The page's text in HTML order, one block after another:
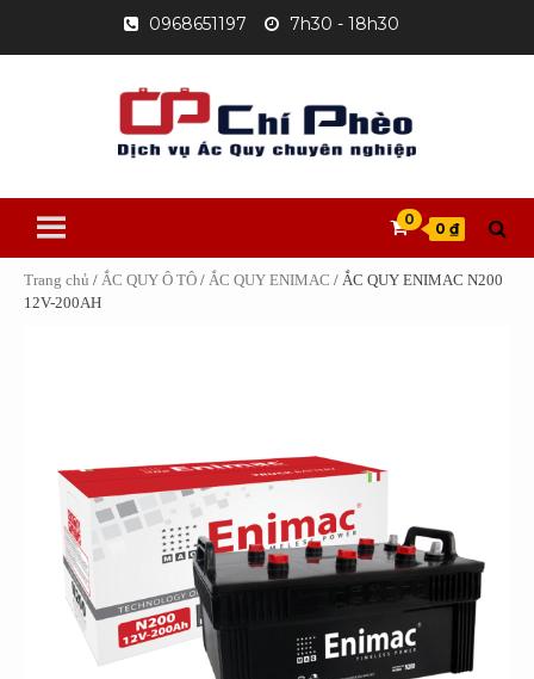
content
0968651197 7h30 - 18h30
0
0 ₫
Trang chủ / ẮC QUY Ô TÔ / ẮC QUY ENIMAC / ẮC QUY ENIMAC N200
12V-200AH